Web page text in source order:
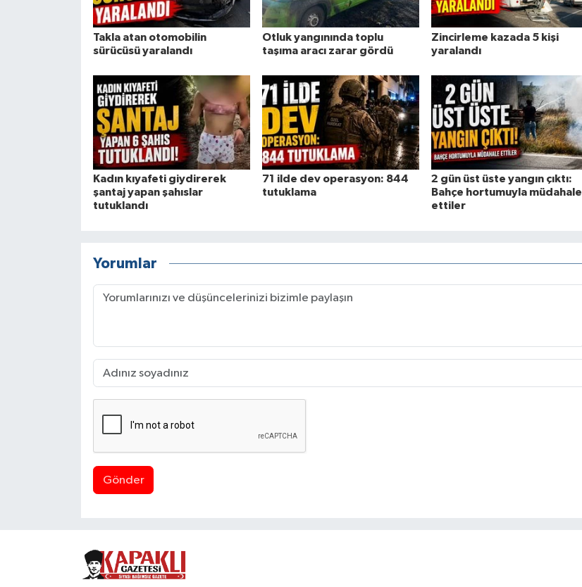
Takla atan otomobilin
sürücüsü yaralandı
Otluk yangınında toplu
taşıma aracı zarar gördü
Zincirleme kazada 5 kişi
yaralandı
Kadın kıyafeti giydirerek
şantaj yapan şahıslar
tutuklandı
71 ilde dev operasyon: 844
tutuklama
2 gün üst üste yangın çıktı:
Bahçe hortumuyla müdahale
ettiler
Yorumlar
Gönder